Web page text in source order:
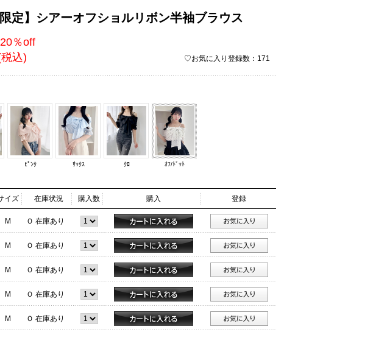
限定】シアーオフショルリボン半袖ブラウス
20％off
込)
♡お気に入り登録数：171
ﾋﾟﾝｸ ｻｯｸｽ ｸﾛ ｵﾌ/ﾄﾞｯﾄ
イズ 在庫状況 購入数 購入 登録
M Ｏ 在庫あり
M Ｏ 在庫あり
M Ｏ 在庫あり
M Ｏ 在庫あり
M Ｏ 在庫あり